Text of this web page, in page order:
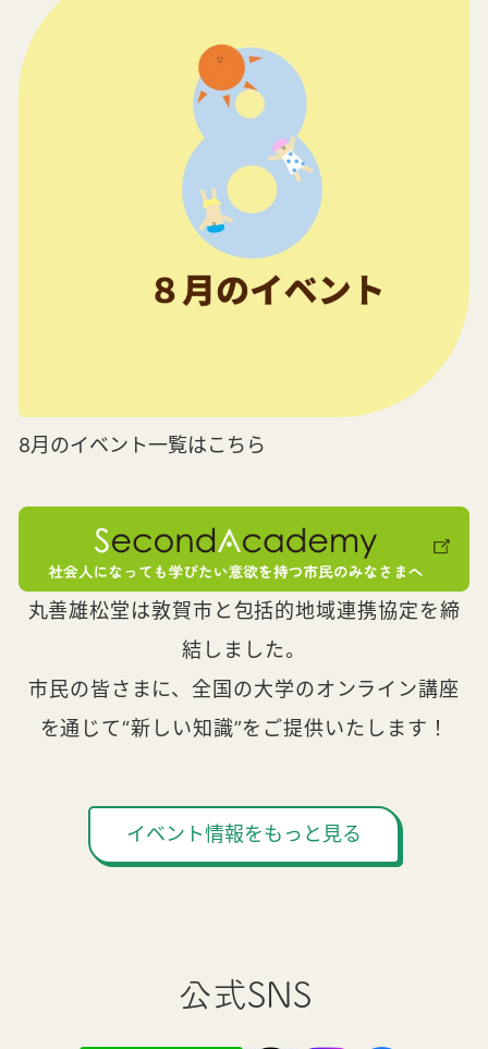
8月のイベント一覧はこちら
丸善雄松堂は敦賀市と包括的地域連携協定を締
結しました。
市民の皆さまに、全国の大学のオンライン講座
を通じて“新しい知識”をご提供いたします！
イベント情報をもっと見る
公式SNS